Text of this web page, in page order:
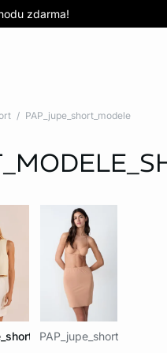
zdarma!KOUPIT NYNÍ
za 999 Kč
PAP_jupe_short_modele